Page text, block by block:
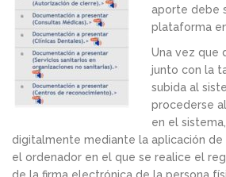
aporte debe
plataforma
Una vez que
junto con la
subida al
procederse
en el
digitalmente mediante la aplicación de
el ordenador en el que se realice el